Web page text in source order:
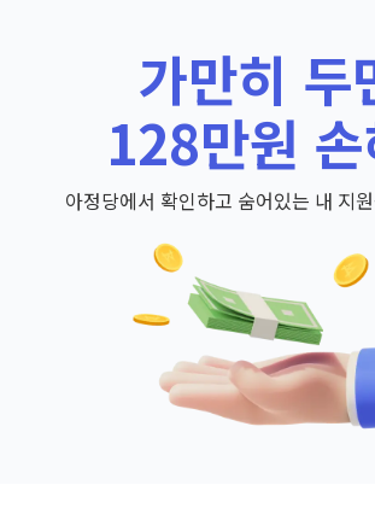
가만히 두
128만원
아정당에서 확인하고 숨어있는 내 지